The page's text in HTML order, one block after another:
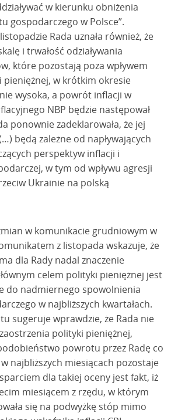
w kierunku obniżenia
gospodarczego w Polsce”.
Rada uznała również, że
i trwałość odziaływania
które pozostają poza wpływem
pieniężnej, w krótkim okresie
wysoka, a powrót inflacji w
NBP będzie następował
ponownie zadeklarowała, że jej
będą zależne od napływających
perspektyw inflacji i
w tym od wpływu agresji
Ukrainie na polską
w komunikacie grudniowym w
z listopada wskazuje, że
dla Rady nadal znaczenie
celem polityki pieniężnej jest
do nadmiernego spowolnienia
w najbliższych kwartałach.
sugeruje wprawdzie, że Rada nie
polityki pieniężnej,
powrotu przez Radę co
najbliższych miesiącach pozostaje
dla takiej oceny jest fakt, iż
miesiącem z rzędu, w którym
się na podwyżkę stóp mimo